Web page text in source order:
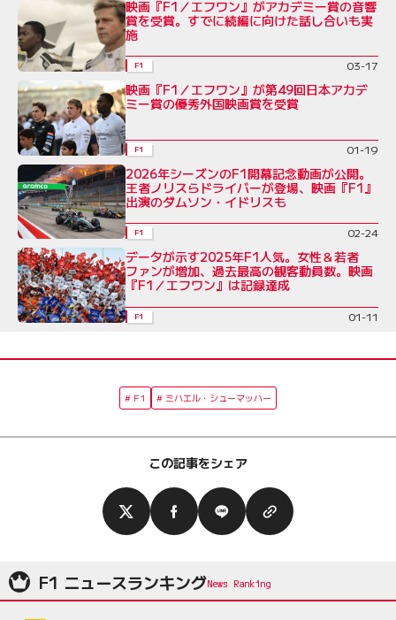
映画『F1／エフワン』がアカデミー賞の音響
賞を受賞。すでに続編に向けた話し合いも実
施
F1 03-17
映画『F1／エフワン』が第49回日本アカデ
ミー賞の優秀外国映画賞を受賞
F1 01-19
2026年シーズンのF1開幕記念動画が公開。
王者ノリスらドライバーが登場、映画『F1』
出演のダムソン・イドリスも
F1 02-24
データが示す2025年F1人気。女性＆若者
ファンが増加、過去最高の観客動員数。映画
『F1／エフワン』は記録達成
F1 01-11
F1 ミハエル・シューマッハー
この記事をシェア
F1 ニュースランキング